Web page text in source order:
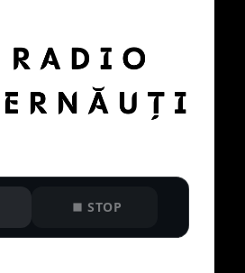
STOP